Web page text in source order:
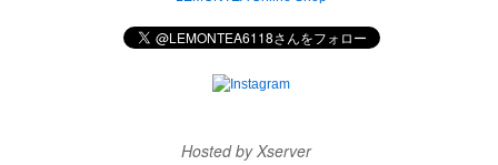
Hosted by Xserver